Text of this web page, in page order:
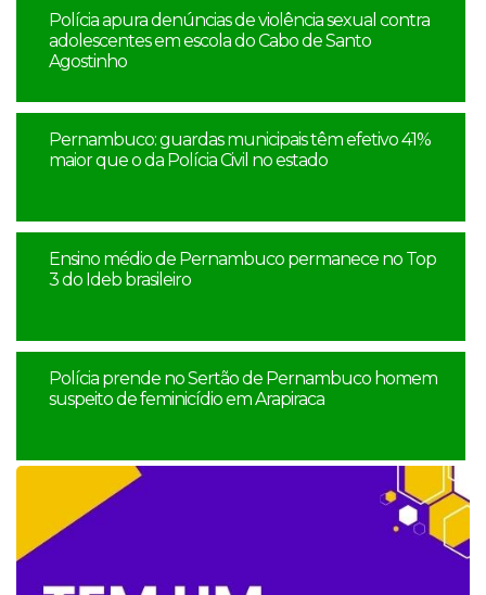
Polícia apura denúncias de violência sexual contra
adolescentes em escola do Cabo de Santo
Agostinho
Pernambuco: guardas municipais têm efetivo 41%
maior que o da Polícia Civil no estado
Ensino médio de Pernambuco permanece no Top
3 do Ideb brasileiro
Polícia prende no Sertão de Pernambuco homem
suspeito de feminicídio em Arapiraca